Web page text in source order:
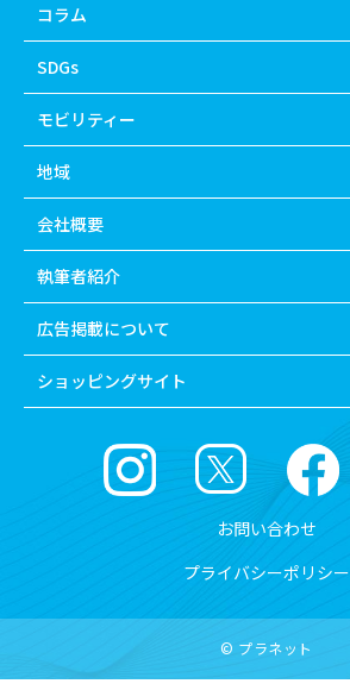
コラム
SDGs
モビリティー
地域
会社概要
執筆者紹介
広告掲載について
ショッピングサイト
お問い合わせ
プライバシーポリシー
© プラネット